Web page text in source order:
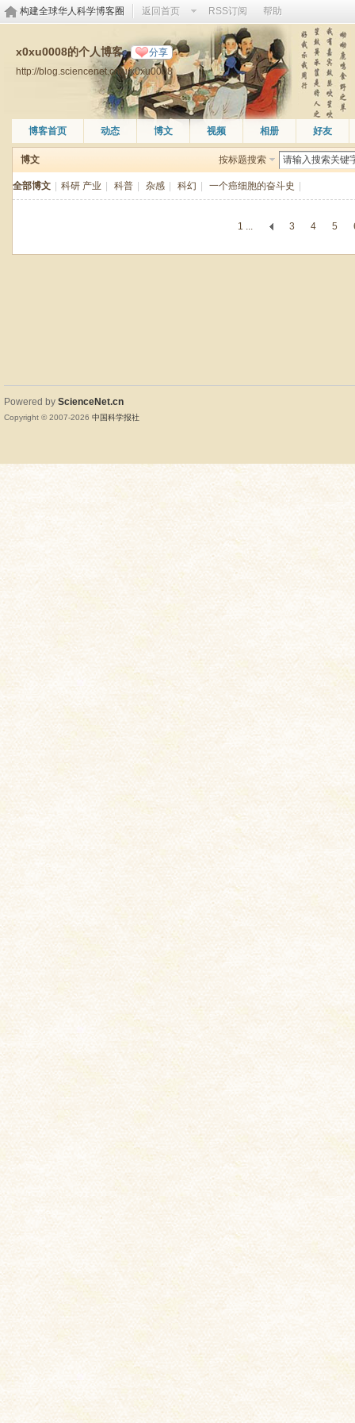
构建全球华人科学博客圈 返回首页 RSS订阅 帮助
x0xu0008的个人博客 分享
http://blog.sciencenet.cn/u/x0xu0008
博客首页 动态 博文 视频 相册 好友
博文 按标题搜索
全部博文 科研 产业 科普 杂感 科幻 一个癌细胞的奋斗史
1 ... 3 4 5
Powered by ScienceNet.cn
Copyright © 2007-2026 中国科学报社